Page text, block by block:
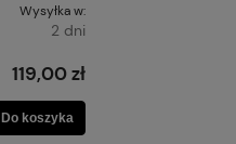
Wysyłka w:
2 dni
119,00 zł
Do koszyka